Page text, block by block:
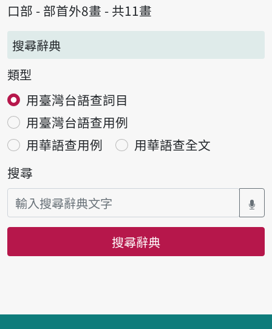
口部 - 部首外8畫 - 共11畫
搜尋辭典
類型
用臺灣台語查詞目
用臺灣台語查用例
用華語查用例
用華語查全文
搜尋
搜尋辭典